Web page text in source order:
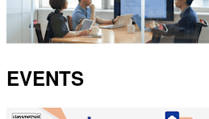
EVENTS